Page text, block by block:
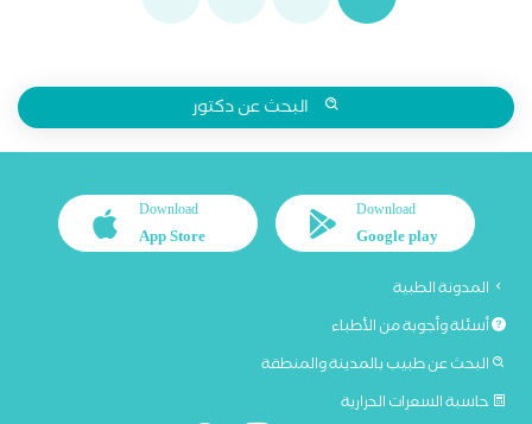
البحث عن دكتور
Download
Google play
Download
App Store
المدونة الطبية
أسئلة وأجوبة من الأطباء
البحث عن طبيب بالمدينة والمنطقة
حاسبة السعرات الحرارية